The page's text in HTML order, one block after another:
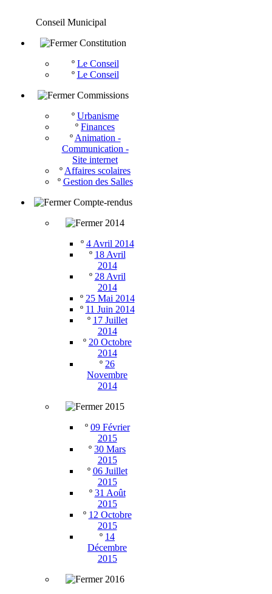
Conseil Municipal
Constitution
º Le Conseil
º Le Conseil
Commissions
º Urbanisme
º Finances
º Animation -
Communication -
Site internet
º Affaires scolaires
º Gestion des Salles
Compte-rendus
2014
º 4 Avril 2014
º 18 Avril
2014
º 28 Avril
2014
º 25 Mai 2014
º 11 Juin 2014
º 17 Juillet
2014
º 20 Octobre
2014
º 26
Novembre
2014
2015
º 09 Février
2015
º 30 Mars
2015
º 06 Juillet
2015
º 31 Août
2015
º 12 Octobre
2015
º 14
Décembre
2015
2016